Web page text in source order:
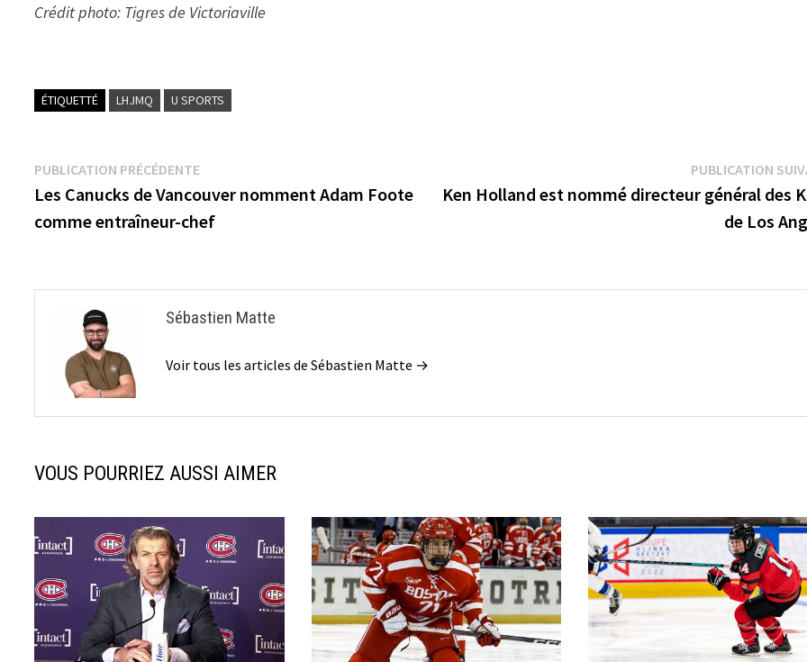
Crédit photo: Tigres de Victoriaville
ÉTIQUETTÉ LHJMQ U SPORTS
Navigation
de
PUBLICATION PRÉCÉDENTEPublication
précédente :
Les Canucks de Vancouver nomment Adam Foote
comme entraîneur-chef
PUBLICATION
Ken Holland est nommé directeur général des
de Los
Sébastien Matte
Voir tous les articles de Sébastien Matte →
VOUS POURRIEZ AUSSI AIMER